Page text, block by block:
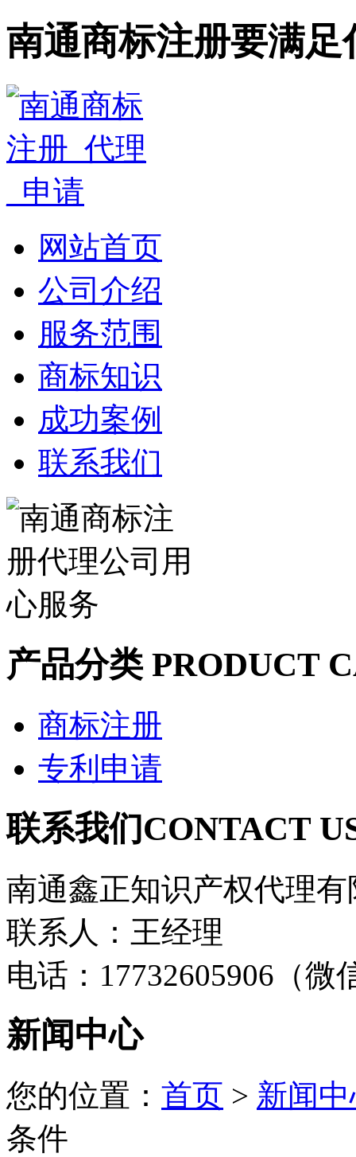
南通商标注册要满足
网站首页
公司介绍
服务范围
商标知识
成功案例
联系我们
产品分类PRODUCT
商标注册
专利申请
联系我们CONTACT
南通鑫正知识产权代理有
联系人：王经理
电话：17732605906（微
新闻中心
您的位置： 首页 > 新闻
条件